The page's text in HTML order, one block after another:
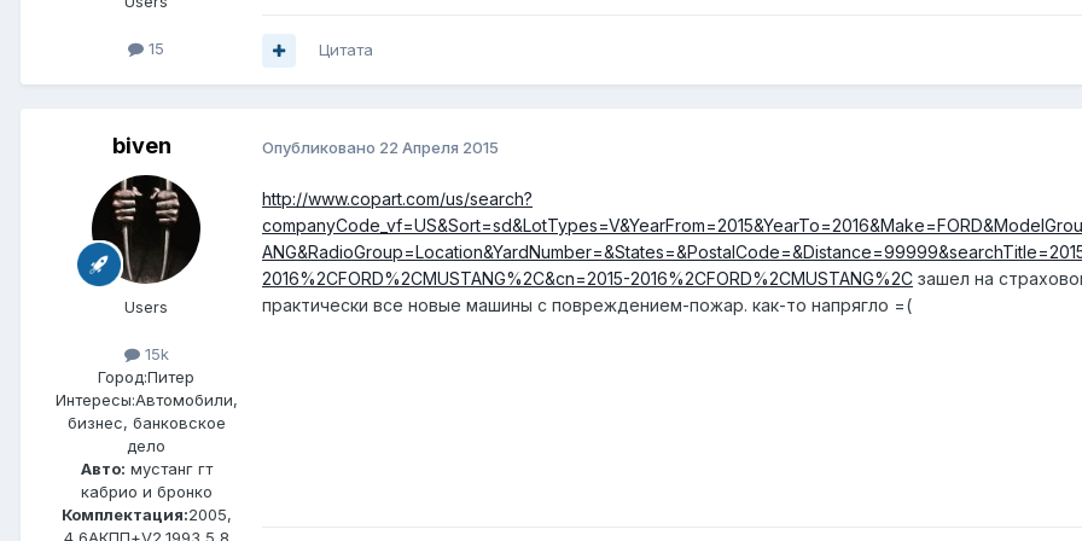
15 Цитата
biven
Users
15k
Город:Питер
Интересы:Автомобили,
бизнес, банковское
дело
Авто: мустанг гт
кабрио и бронко
Комплектация:2005,
Опубликовано 22 Апреля 2015
http://www.copart.com/us/search?
2016%2CFORD%2CMUSTANG%2C&cn=2015-2016%2CFORD%2CMUSTANG%2C зашел на
практически все новые машины с повреждением-пожар. как-то напрягло =(